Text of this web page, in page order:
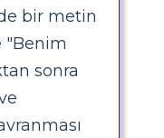
bir metin
"Benim
sonra